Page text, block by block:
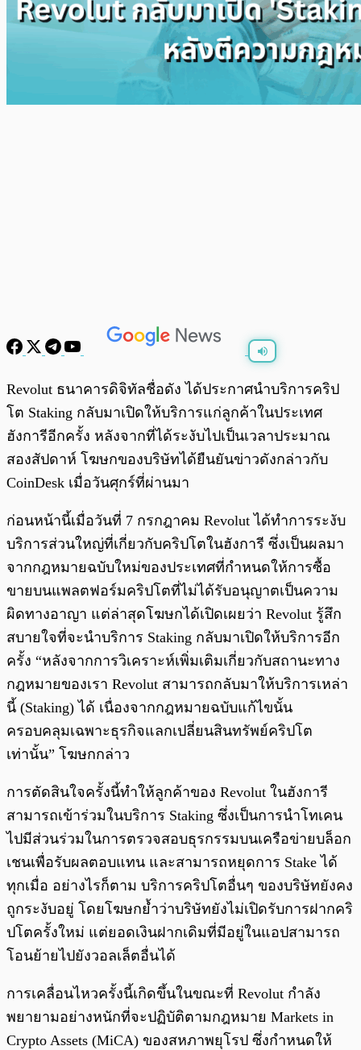
0:00 0:00
Revolut ธนาคารดิจิทัลชื่อดัง ได้ประกาศนำบริการคริป
โต Staking กลับมาเปิดให้บริการแก่ลูกค้าในประเทศ
ฮังการีอีกครั้ง หลังจากที่ได้ระงับไปเป็นเวลาประมาณ
สองสัปดาห์ โฆษกของบริษัทได้ยืนยันข่าวดังกล่าวกับ
CoinDesk เมื่อวันศุกร์ที่ผ่านมา
ก่อนหน้านี้เมื่อวันที่ 7 กรกฎาคม Revolut ได้ทำการระงับ
บริการส่วนใหญ่ที่เกี่ยวกับคริปโตในฮังการี ซึ่งเป็นผลมา
จากกฎหมายฉบับใหม่ของประเทศที่กำหนดให้การซื้อ
ขายบนแพลตฟอร์มคริปโตที่ไม่ได้รับอนุญาตเป็นความ
ผิดทางอาญา แต่ล่าสุดโฆษกได้เปิดเผยว่า Revolut รู้สึก
สบายใจที่จะนำบริการ Staking กลับมาเปิดให้บริการอีก
ครั้ง “หลังจากการวิเคราะห์เพิ่มเติมเกี่ยวกับสถานะทาง
กฎหมายของเรา Revolut สามารถกลับมาให้บริการเหล่า
นี้ (Staking) ได้ เนื่องจากกฎหมายฉบับแก้ไขนั้น
ครอบคลุมเฉพาะธุรกิจแลกเปลี่ยนสินทรัพย์คริปโต
เท่านั้น” โฆษกกล่าว
การตัดสินใจครั้งนี้ทำให้ลูกค้าของ Revolut ในฮังการี
สามารถเข้าร่วมในบริการ Staking ซึ่งเป็นการนำโทเคน
ไปมีส่วนร่วมในการตรวจสอบธุรกรรมบนเครือข่ายบล็อก
เชนเพื่อรับผลตอบแทน และสามารถหยุดการ Stake ได้
ทุกเมื่อ อย่างไรก็ตาม บริการคริปโตอื่นๆ ของบริษัทยังคง
ถูกระงับอยู่ โดยโฆษกย้ำว่าบริษัทยังไม่เปิดรับการฝากคริ
ปโตครั้งใหม่ แต่ยอดเงินฝากเดิมที่มีอยู่ในแอปสามารถ
โอนย้ายไปยังวอลเล็ตอื่นได้
การเคลื่อนไหวครั้งนี้เกิดขึ้นในขณะที่ Revolut กำลัง
พยายามอย่างหนักที่จะปฏิบัติตามกฎหมาย Markets in
Crypto Assets (MiCA) ของสหภาพยุโรป ซึ่งกำหนดให้